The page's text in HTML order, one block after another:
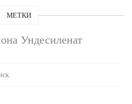
МЕТКИ
Ундесиленат